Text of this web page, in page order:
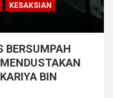
KESAKSIAN
BERSUMPAH
BIN